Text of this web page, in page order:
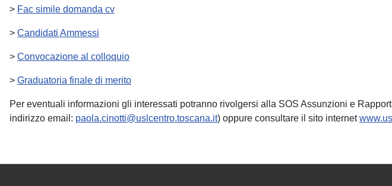
> Fac simile domanda cv
> Candidati Ammessi
> Convocazione al colloquio
> Graduatoria finale di merito
Per eventuali informazioni gli interessati potranno rivolgersi alla SOS Assunzioni e
indirizzo email: paola.cinotti@uslcentro.toscana.it) oppure consultare il sito internet